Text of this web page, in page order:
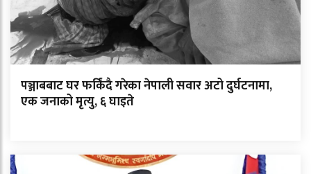
पञ्जाबबाट घर फर्किंदै गरेका नेपाली सवार अटो दुर्घटनामा,
एक जनाको मृत्यु, ६ घाइते